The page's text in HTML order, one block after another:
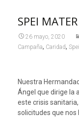
SPEI MATER
26 mayo, 2020
Campaña, Caridad,
Nuestra
Ángel que dirige la
este crisis
solicitudes que nos